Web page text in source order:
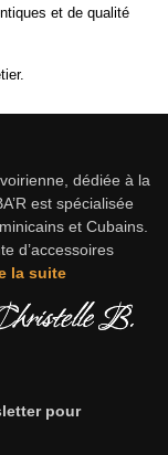
et de qualité
dédiée à la
est spécialisée
et Cubains.
d’accessoires
la suite
pour